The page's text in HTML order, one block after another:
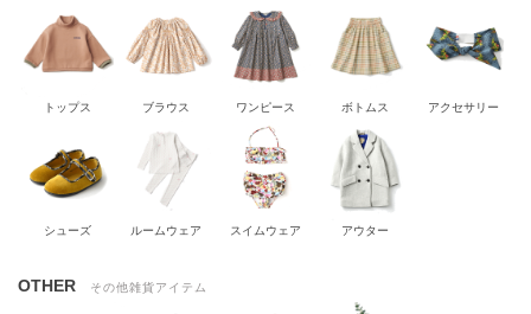
トップス ブラウス ワンピース ボトムス アクセサリー
シューズ ルームウェア スイムウェア アウター
OTHER その他雑貨アイテム